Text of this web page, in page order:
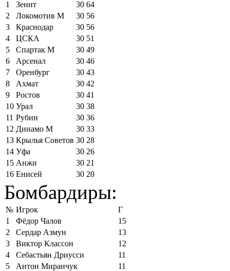
1 Зенит 30 64
2
Локомотив М 30 56
3
Краснодар 30 56
4
ЦСКА 30 51
5
Спартак М 30 49
6
Арсенал 30 46
7
Оренбург 30 43
8
Ахмат 30 42
9
Ростов 30 41
10 Урал 30 38
11 Рубин 30 36
12 Динамо М 30 33
13 Крылья Советов 30 28
14 Уфа 30 26
15 Анжи 30 21
16 Енисей 30 20
Бомбардиры:
№ Игрок
Г
1
Фёдор Чалов
15
2
Сердар Азмун
13
3
Виктор Классон
12
4
Себастьян Дриусси
11
5
Антон Миранчук
11